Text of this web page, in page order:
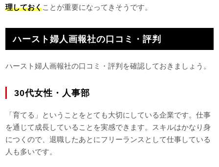
理しておくことが重要になってきそうです。
ハースト婦人画報社の口コミ・評判
ハースト婦人画報社の口コミ・評判を確認しておきましょう。
30代女性・人事部
「育てる」ということをとても大切にしている企業です。仕事
を通じて成長していることを実感できます。スキルはかなり身
につくので、退職したあとにフリーランスとして仕事している
人も多いです。